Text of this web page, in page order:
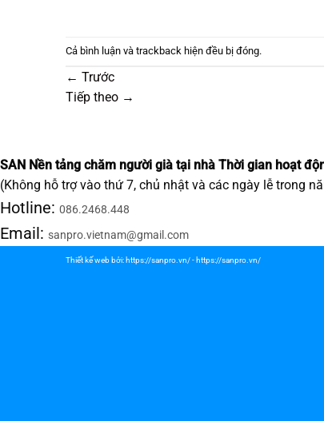
Cả bình luận và trackback hiện đều bị đóng.
← Trước
Tiếp theo →
SAN Nền tảng chăm người già tại nhà Thời gian hoạt
(Không hỗ trợ vào thứ 7, chủ nhật và các ngày lễ trong
Hotline: 086.2468.448
Email: sanpro.vietnam@gmail.com
Thiết kế web bởi: https://sanpro.vn/- https://sanpro.vn/